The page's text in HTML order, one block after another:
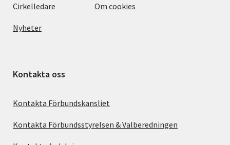
Cirkelledare
Nyheter
Om cookies
Kontakta oss
Kontakta Förbundskansliet
Kontakta Förbundsstyrelsen & Valberedningen